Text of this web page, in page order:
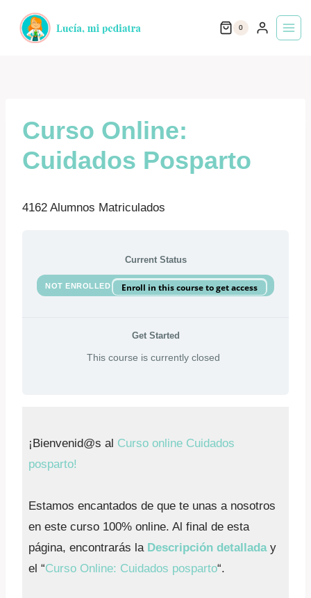
0
Curso Online:
Cuidados Posparto
4162 Alumnos Matriculados
Current Status
NOT ENROLLED Enroll in this course to get access
Get Started
This course is currently closed
¡Bienvenid@s al Curso online Cuidados
posparto!
Estamos encantados de que te unas a nosotros
en este curso 100% online. Al final de esta
página, encontrarás la Descripción detalladay
el “Curso Online: Cuidados posparto“.